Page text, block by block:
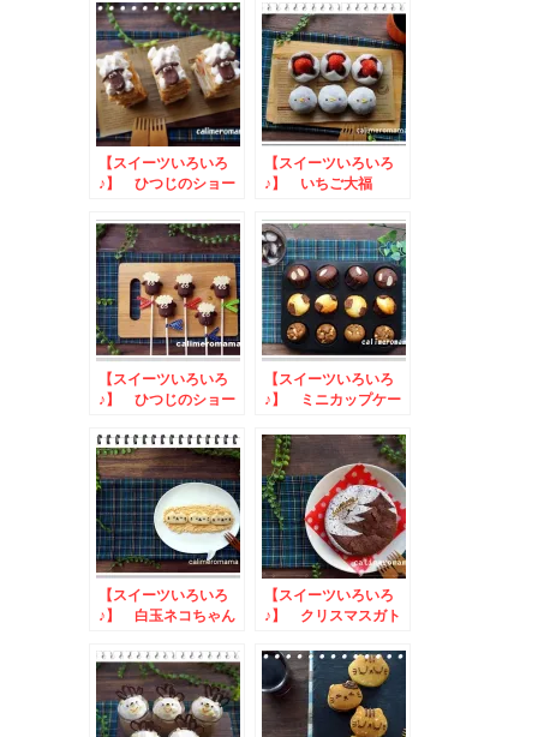
【スイーツいろいろ
♪】 ひつじのショー
【スイーツいろいろ
♪】 いちご大福
【スイーツいろいろ
♪】 ひつじのショー
ック
【スイーツいろいろ
♪】 ミニカップケー
【スイーツいろいろ
♪】 白玉ネコちゃん
【スイーツいろいろ
♪】 クリスマスガト